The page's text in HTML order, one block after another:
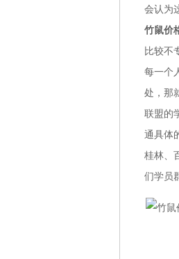
会认为
竹鼠价
比较不
每一个
处，那
联盟的
通具体
桂林、
们学员